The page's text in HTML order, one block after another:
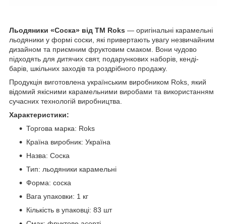
Льодяники «Соска» від ТМ Roks — оригінальні карамельні
льодяники у формі соски, які привертають увагу незвичайним
дизайном та приємним фруктовим смаком. Вони чудово
підходять для дитячих свят, подарункових наборів, кенді-
барів, шкільних заходів та роздрібного продажу.
Продукція виготовлена українським виробником Roks, який
відомий якісними карамельними виробами та використанням
сучасних технологій виробництва.
Характеристики:
Торгова марка: Roks
Країна виробник: Україна
Назва: Соска
Тип: льодяники карамельні
Форма: соска
Вага упаковки: 1 кг
Кількість в упаковці: 83 шт